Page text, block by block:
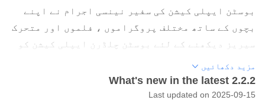
بوسٹن ایپلی کیشن کی سفیر نینسی اجرام نے اپنے
بچوں کے ساتھ مختلف پروگراموں ، فلموں اور متحرک
سیریز دیکھنے کے لئے بوسٹن چلڈرن ایپلی کیشن کو
تمام خصوصیات سے پسند کرتی ہے اور خوش تھی۔ میڈیا
کا چہرہ بننا اور اس کی سفارش کرنا۔
مزید دکھائیں
What's new in the latest 2.2.2
Last updated on 2025-09-15